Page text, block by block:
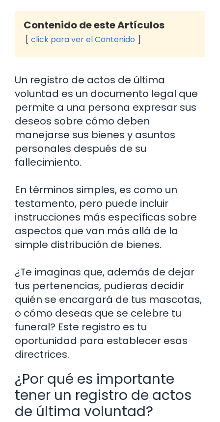
Contenido de este Artículos
click para ver el Contenido
Un registro de actos de última
voluntad es un documento legal que
permite a una persona expresar sus
deseos sobre cómo deben
manejarse sus bienes y asuntos
personales después de su
fallecimiento.
En términos simples, es como un
testamento, pero puede incluir
instrucciones más específicas sobre
aspectos que van más allá de la
simple distribución de bienes.
¿Te imaginas que, además de dejar
tus pertenencias, pudieras decidir
quién se encargará de tus mascotas,
o cómo deseas que se celebre tu
funeral? Este registro es tu
oportunidad para establecer esas
directrices.
¿Por qué es importante
tener un registro de actos
de última voluntad?